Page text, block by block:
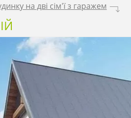
на дві сім'ї з гаражем .